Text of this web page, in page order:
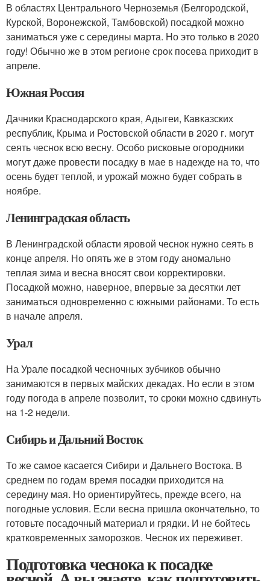
В областях Центрального Черноземья (Белгородской,
Курской, Воронежской, Тамбовской) посадкой можно
заниматься уже с середины марта. Но это только в 2020
году! Обычно же в этом регионе срок посева приходит в
апреле.
Южная Россия
Дачники Краснодарского края, Адыгеи, Кавказских
республик, Крыма и Ростовской области в 2020 г. могут
сеять чеснок всю весну. Особо рисковые огородники
могут даже провести посадку в мае в надежде на то, что
осень будет теплой, и урожай можно будет собрать в
ноябре.
Ленинградская область
В Ленинградской области яровой чеснок нужно сеять в
конце апреля. Но опять же в этом году аномально
теплая зима и весна вносят свои корректировки.
Посадкой можно, наверное, впервые за десятки лет
заниматься одновременно с южными районами. То есть
в начале апреля.
Урал
На Урале посадкой чесночных зубчиков обычно
занимаются в первых майских декадах. Но если в этом
году погода в апреле позволит, то сроки можно сдвинуть
на 1-2 недели.
Сибирь и Дальний Восток
То же самое касается Сибири и Дальнего Востока. В
среднем по годам время посадки приходится на
середину мая. Но ориентируйтесь, прежде всего, на
погодные условия. Если весна пришла окончательно, то
готовьте посадочный материал и грядки. И не бойтесь
кратковременных заморозков. Чеснок их переживет.
Подготовка чеснока к посадке